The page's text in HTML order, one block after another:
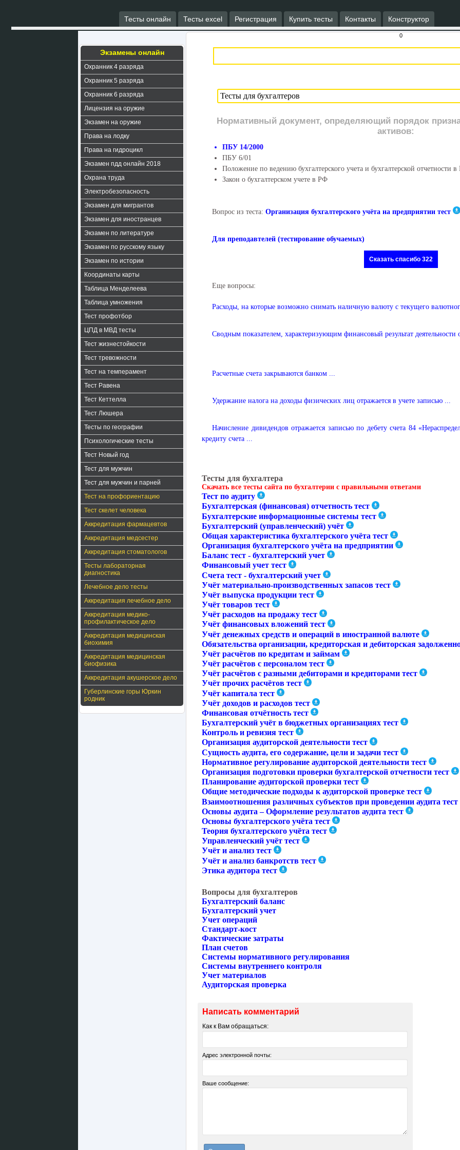
Тесты онлайн Тесты excel Регистрация Купить тесты Контакты Конструктор
Экзамены онлайн
Охранник 4 разряда
Охранник 5 разряда
Охранник 6 разряда
Лицензия на оружие
Экзамен на оружие
Права на лодку
Права на гидроцикл
Экзамен пдд онлайн 2018
Охрана труда
Электробезопасность
Экзамен для мигрантов
Экзамен для иностранцев
Экзамен по литературе
Экзамен по русскому языку
Экзамен по истории
Координаты карты
Таблица Менделеева
Таблица умножения
Тест профотбор
ЦПД в МВД тесты
Тест жизнестойкости
Тест тревожности
Тест на темперамент
Тест Равена
Тест Кеттелла
Тест Люшера
Тесты по географии
Психологические тесты
Тест Новый год
Тест для мужчин
Тест для мужчин и парней
Тест на профориентацию
Тест скелет человека
Аккредитация фармацевтов
Аккредитация медсестер
Аккредитация стоматологов
Тесты лабораторная
диагностика
Лечебное дело тесты
Аккредитация лечебное дело
Аккредитация медико-
профилактическое дело
Аккредитация медицинская
биохимия
Аккредитация медицинская
биофизика
Аккредитация акушерское дело
Губерлинские горы Юркин
родник
0
Нормативный документ, определяющий порядок
активов:
ПБУ 14/2000
ПБУ 6/01
Положение по ведению бухгалтерского учета и бухгалтерской отчетности
Закон о бухгалтерском учете в РФ
Вопрос из теста: Организация бухгалтерского учёта на предприятии тест
Для преподавтелей (тестирование обучаемых)
Сказать спасибо 322
Еще вопросы:
Расходы, на которые возможно снимать наличную валюту с текущего
Сводным показателем, характеризующим финансовый результат деятельности
Расчетные счета закрываются банком ...
Удержание налога на доходы физических лиц отражается в учете записью ...
Начисление дивидендов отражается записью по дебету счета 84
кредиту счета ...
Тесты для бухгалтера
Скачать все тесты сайта по бухгалтерии с правильными ответами
Тест по аудиту
Бухгалтерская (финансовая) отчетность тест
Бухгалтерские информационные системы тест
Бухгалтерский (управленческий) учёт
Общая характеристика бухгалтерского учёта тест
Организация бухгалтерского учёта на предприятии
Баланс тест - бухгалтерский учет
Финансовый учет тест
Счета тест - бухгалтерский учет
Учёт материально-производственных запасов тест
Учёт выпуска продукции тест
Учёт товаров тест
Учёт расходов на продажу тест
Учёт финансовых вложений тест
Учёт денежных средств и операций в иностранной валюте
Обязательства организации, кредиторская и дебиторская
Учёт расчётов по кредитам и займам
Учёт расчётов с персоналом тест
Учёт расчётов с разными дебиторами и кредиторами тест
Учёт прочих расчётов тест
Учёт капитала тест
Учёт доходов и расходов тест
Финансовая отчётность тест
Бухгалтерский учёт в бюджетных организациях тест
Контроль и ревизия тест
Организация аудиторской деятельности тест
Сущность аудита, его содержание, цели и задачи тест
Нормативное регулирование аудиторской деятельности тест
Организация подготовки проверки бухгалтерской отчетности тест
Планирование аудиторской проверки тест
Общие методические подходы к аудиторской проверке тест
Взаимоотношения различных субъектов при проведении аудита тест
Основы аудита – Оформление результатов аудита тест
Основы бухгалтерского учёта тест
Теория бухгалтерского учёта тест
Управленческий учёт тест
Учёт и анализ тест
Учёт и анализ банкротств тест
Этика аудитора тест
Вопросы для бухгалтеров
Бухгалтерский баланс
Бухгалтерский учет
Учет операций
Стандарт-кост
Фактические затраты
План счетов
Cистемы нормативного регулирования
Cистемы внутреннего контроля
Учет материалов
Аудиторская проверка
Написать комментарий
Как к Вам обращаться:
Адрес электронной почты:
Ваше сообщение: